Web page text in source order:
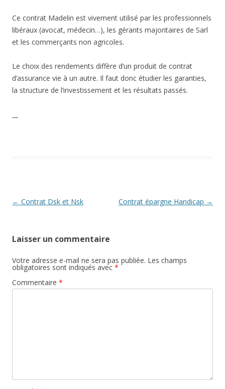
Ce contrat Madelin est vivement utilisé par les professionnels
libéraux (avocat, médecin…), les gérants majoritaires de Sarl
et les commerçants non agricoles.
Le choix des rendements diffère d’un produit de contrat
d’assurance vie à un autre. Il faut donc étudier les garanties,
la structure de l’investissement et les résultats passés.
Navigation
← Contrat Dsk et Nsk Contrat épargne Handicap →
Laisser un commentaire
Votre adresse e-mail ne sera pas publiée. Les champs
obligatoires sont indiqués avec *
Commentaire *